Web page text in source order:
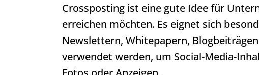
Crossposting ist eine gute Idee für
erreichen möchten. Es eignet sich
Newslettern, Whitepapern,
verwendet werden, um Social-Media-